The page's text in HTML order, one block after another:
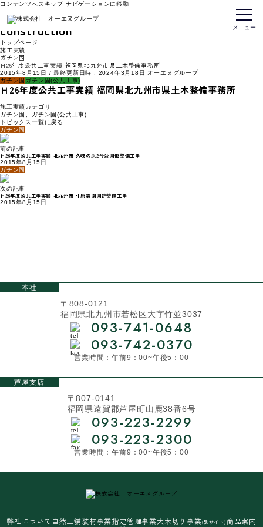
コンテンツへスキップ ナビゲーションに移動
メニュー
施工実績
construction
トップページ
施工実績
ガチン固
Ｈ26年度公共工事実績 福岡県北九州市県土木整備事務所
2015年8月15日 / 最終更新日時 : 2024年3月18日
オーエヌグループ
ガチン固 ガチン固(公共工事)
Ｈ26年度公共工事実績 福岡県北九州市県土木整備事務所
施工実績カテゴリ
ガチン固
ガチン固(公共工事)
トピックス一覧に戻る
ガチン固
前の記事
Ｈ26年度公共工事実績 北九州市 久岐の浜2号公園他整備工事
2015年8月15日
ガチン固
次の記事
Ｈ26年度公共工事実績 北九州市 中原霊園園路整備工事
2015年8月15日
本社
〒808-0121
福岡県北九州市若松区大字竹並3037
093-741-0648
093-742-0370
営業時間：午前9：00~午後5：00
芦屋支店
〒807-0141
福岡県遠賀郡芦屋町山鹿38番6号
093-223-2299
093-223-2300
営業時間：午前9：00~午後5：00
弊社について 自然土舗装材事業指定管理事業大木切り事業(別サイト)商品案内